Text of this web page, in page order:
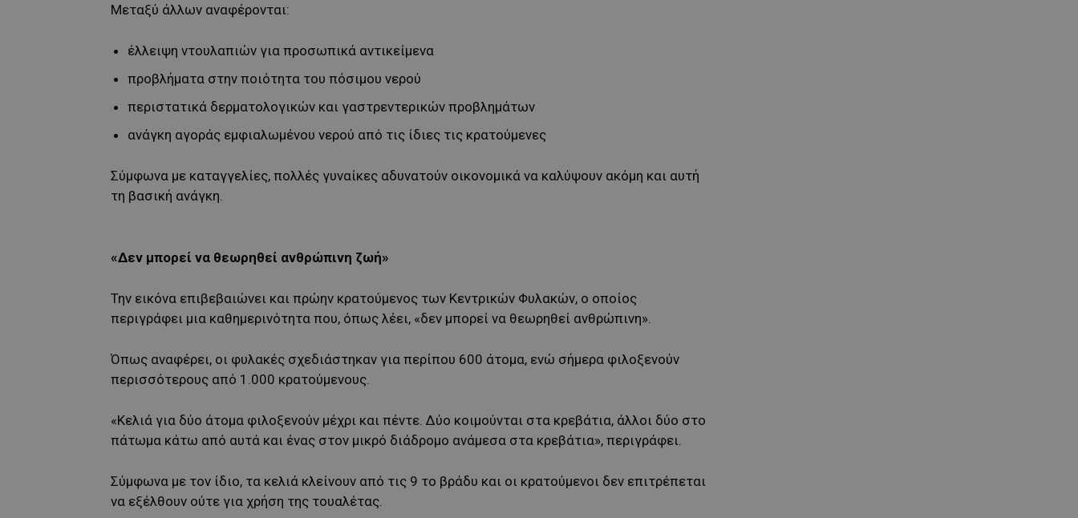
Μεταξύ άλλων αναφέρονται:
έλλειψη ντουλαπιών για προσωπικά αντικείμενα
προβλήματα στην ποιότητα του πόσιμου νερού
περιστατικά δερματολογικών και γαστρεντερικών προβλημάτων
ανάγκη αγοράς εμφιαλωμένου νερού από τις ίδιες τις κρατούμενες
Σύμφωνα με καταγγελίες, πολλές γυναίκες αδυνατούν οικονομικά να καλύψουν ακόμη και αυτή
τη βασική ανάγκη.
«Δεν μπορεί να θεωρηθεί ανθρώπινη ζωή»
Την εικόνα επιβεβαιώνει και πρώην κρατούμενος των Κεντρικών Φυλακών, ο οποίος
περιγράφει μια καθημερινότητα που, όπως λέει, «δεν μπορεί να θεωρηθεί ανθρώπινη».
Όπως αναφέρει, οι φυλακές σχεδιάστηκαν για περίπου 600 άτομα, ενώ σήμερα φιλοξενούν
περισσότερους από 1.000 κρατούμενους.
«Κελιά για δύο άτομα φιλοξενούν μέχρι και πέντε. Δύο κοιμούνται στα κρεβάτια, άλλοι δύο στο
πάτωμα κάτω από αυτά και ένας στον μικρό διάδρομο ανάμεσα στα κρεβάτια», περιγράφει.
Σύμφωνα με τον ίδιο, τα κελιά κλείνουν από τις 9 το βράδυ και οι κρατούμενοι δεν επιτρέπεται
να εξέλθουν ούτε για χρήση της τουαλέτας.